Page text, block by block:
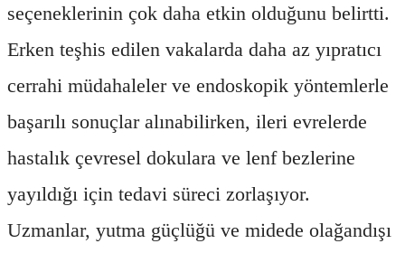
seçeneklerinin çok daha etkin olduğunu belirtti.
Erken teşhis edilen vakalarda daha az yıpratıcı
cerrahi müdahaleler ve endoskopik yöntemlerle
başarılı sonuçlar alınabilirken, ileri evrelerde
hastalık çevresel dokulara ve lenf bezlerine
yayıldığı için tedavi süreci zorlaşıyor.
Uzmanlar, yutma güçlüğü ve midede olağandışı